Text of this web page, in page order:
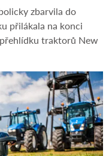
zbarvila do
přilákala na konci
traktorů New